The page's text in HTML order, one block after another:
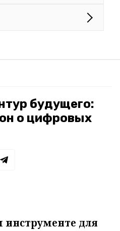
будущего:
о цифровых
инструменте для